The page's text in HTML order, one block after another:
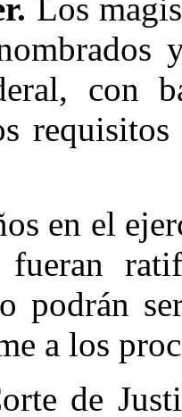
Los
con
en el
podrán
a los
de